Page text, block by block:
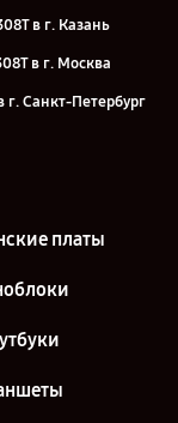
в г. Казань
в г. Москва
г. Санкт-Петербург
платы